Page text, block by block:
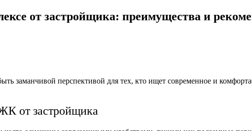
от застройщика: преимущества и
заманчивой перспективой для тех, кто ищет современное и
от застройщика